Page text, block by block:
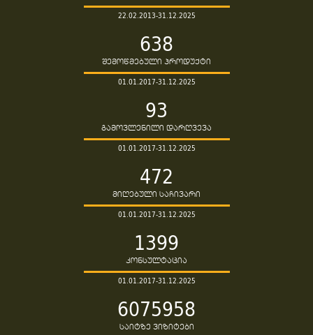
22.02.2013-31.12.2025
638
შემოწმებული პროდუქტი
01.01.2017-31.12.2025
93
გამოვლენილი დარღვევა
01.01.2017-31.12.2025
472
მიღებული საჩივარი
01.01.2017-31.12.2025
1399
კონსულტაცია
01.01.2017-31.12.2025
6075958
საიტზე ვიზიტები